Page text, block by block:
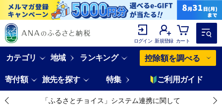
ログイン 新規登録 カート
カテゴリ 地域 ランキング 控除額を調べる
寄付額 旅先を探す 特集 ご利用ガイド
「ふるさとチョイス」システム連携に関して